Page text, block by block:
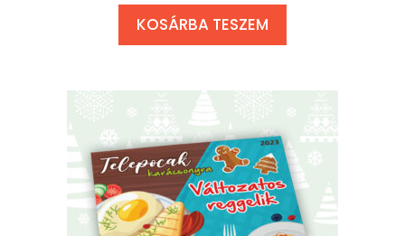
KOSÁRBA TESZEM